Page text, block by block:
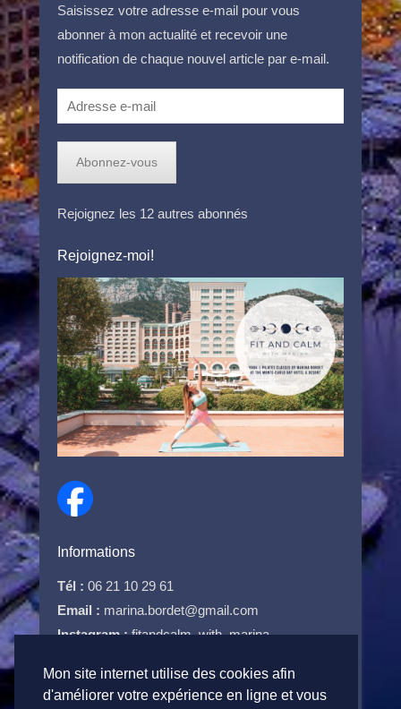
Saisissez votre adresse e-mail pour vous
abonner à mon actualité et recevoir une
notification de chaque nouvel article par e-mail.
Adresse
e-
Abonnez-vous
Rejoignez les 12 autres abonnés
Rejoignez-moi!
Informations
Tél : 06 21 10 29 61
Email : marina.bordet@gmail.com
Instagram :fitandcalm_with_marina
Mon site internet utilise des cookies afin
d'améliorer votre expérience en ligne et vous